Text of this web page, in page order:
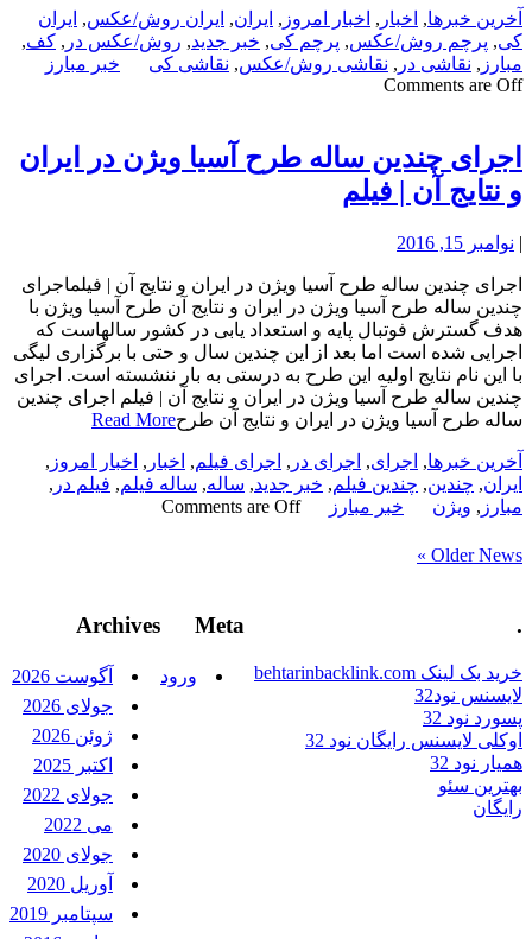
آخرین خبرها, اخبار , اخبار امروز , ایران, ایران روش/عکس, ایران
کی, پرچم روش/عکس, پرچم کی, خبر جدید, روش/عکس در , کف,
مبارز , نقاشی در , نقاشی روش/عکس, نقاشی کی
خبر مبارز
Comments are Off
اجرای چندین ساله طرح آسیا ویژن در ایران
و نتایج آن | فیلم
| نوامبر 15, 2016
اجرای چندین ساله طرح آسیا ویژن در ایران و نتایج آن | فیلماجرای
چندین ساله طرح آسیا ویژن در ایران و نتایج آن طرح آسیا ویژن با
هدف گسترش فوتبال پایه و استعداد یابی در کشور سالهاست که
اجرایی شده است اما بعد از این چندین سال و حتی با برگزاری لیگی
با این نام نتایج اولیه این طرح به درستی به بار ننشسته است. اجرای
چندین ساله طرح آسیا ویژن در ایران و نتایج آن | فیلم اجرای چندین
ساله طرح آسیا ویژن در ایران و نتایج آن طرحRead More
آخرین خبرها, اجرای, اجرای در , اجرای فیلم, اخبار , اخبار امروز ,
ایران, چندین, چندین فیلم, خبر جدید, ساله, ساله فیلم, فیلم در ,
مبارز , ویژن خبر مبارز Comments are Off
Older News »
Archives
آگوست 2026
جولای 2026
ژوئن 2026
اکتبر 2025
جولای 2022
می 2022
جولای 2020
آوریل 2020
سپتامبر 2019
Meta
ورود
.
خرید بک لینک behtarinbacklink.com
لایسنس نود32
پسورد نود 32
اوکلی لایسنس رایگان نود 32
همیار نود 32
بهترین سئو
رایگان